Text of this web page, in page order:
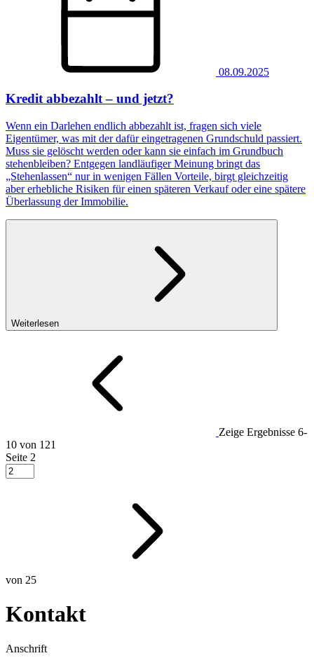
08.09.2025
Kredit abbezahlt ‒ und jetzt?
Wenn ein Darlehen endlich abbezahlt ist, fragen sich viele
Eigentümer, was mit der dafür eingetragenen Grundschuld passiert.
Muss sie gelöscht werden oder kann sie einfach im Grundbuch
stehenbleiben? Entgegen landläufiger Meinung bringt das
„Stehenlassen“ nur in wenigen Fällen Vorteile, birgt gleichzeitig
aber erhebliche Risiken für einen späteren Verkauf oder eine spätere
Überlassung der Immobilie.
Weiterlesen
Zeige Ergebnisse 6-
10 von 121
Seite 2
von 25
Kontakt
Anschrift